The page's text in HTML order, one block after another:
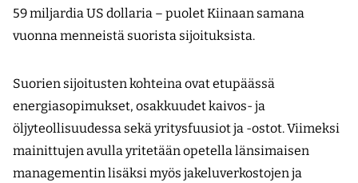
59 miljardia US dollaria – puolet Kiinaan samana
vuonna menneistä suorista sijoituksista.
Suorien sijoitusten kohteina ovat etupäässä
energiasopimukset, osakkuudet kaivos- ja
öljyteollisuudessa sekä yritysfuusiot ja -ostot. Viimeksi
mainittujen avulla yritetään opetella länsimaisen
managementin lisäksi myös jakeluverkostojen ja